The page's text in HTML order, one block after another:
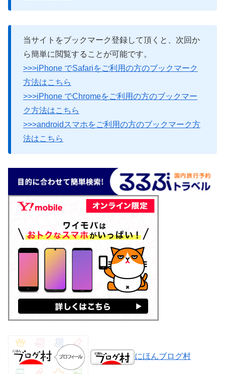
当サイトをブックマーク登録して頂くと、次回か
ら簡単に閲覧することが可能です。
>>>iPhone でSafariをご利用の方のブックマーク
方法はこちら
>>>iPhone でChromeをご利用の方のブックマー
ク方法はこちら
>>>androidスマホをご利用の方のブックマーク方
法はこちら
にほんブログ村